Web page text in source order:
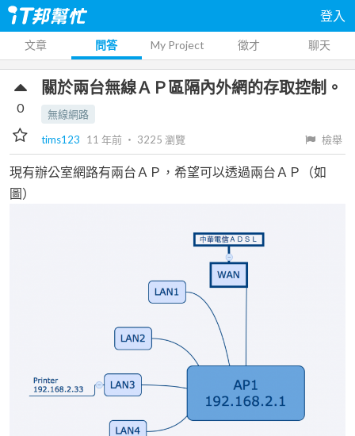
登入
文章 問答 My Project 徵才 聊天
關於兩台無線ＡＰ區隔內外網的存取控制。
無線網路
tims123
11 年前 ‧ 3225 瀏覽 檢舉
0
現有辦公室網路有兩台ＡＰ，希望可以透過兩台ＡＰ（如
圖）